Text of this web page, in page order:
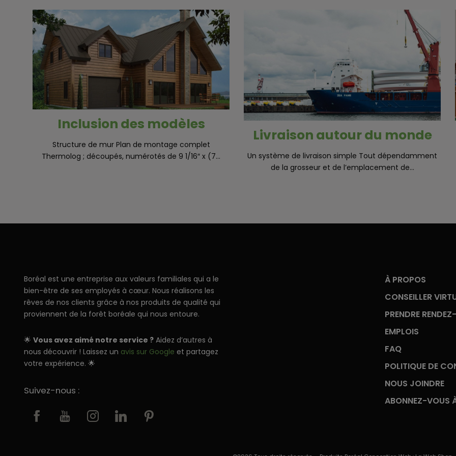
Inclusion des modèles
Structure de mur Plan de montage complet
Thermolog ; découpés, numérotés de 9 1/16″ x (7...
Livraison autour du monde
Un système de livraison simple Tout dépendamment
de la grosseur et de l’emplacement de...
Boréal est une entreprise aux valeurs familiales qui a le
bien-être de ses employés à cœur. Nous réalisons les
rêves de nos clients grâce à nos produits de qualité qui
proviennent de la forêt boréale qui nous entoure.
🌟Vous avez aimé notre service ? Aidez d’autres à
nous découvrir ! Laissez un avis sur Google et partagez
votre expérience. 🌟
Suivez-nous :
À PROPOS
CONSEILLER
PRENDRE
EMPLOIS
FAQ
POLITIQUE DE
NOUS JOINDRE
ABONNEZ-VOUS